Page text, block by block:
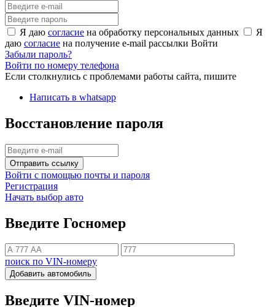
Я даю согласие на обработку персональных данных
Я
даю согласие на получение e-mail рассылки Войти
Забыли пароль?
Войти по номеру телефона
Если столкнулись с проблемами работы сайта, пишите
Написать в whatsapp
Восстановление пароля
Отправить ссылку
Войти с помощью почты и пароля
Регистрация
Начать выбор авто
Введите Госномер
поиск по VIN-номеру
Добавить автомобиль
Введите VIN-номер